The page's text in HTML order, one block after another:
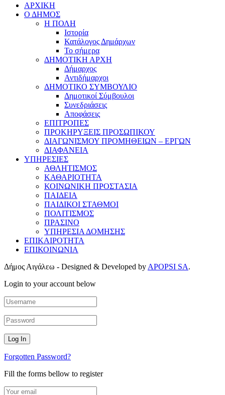
ΑΡΧΙΚΗ
Ο ΔΗΜΟΣ
Η ΠΟΛΗ
Ιστορία
Κατάλογος Δημάρχων
Το σήμερα
ΔΗΜΟΤΙΚΗ ΑΡΧΗ
Δήμαρχος
Αντιδήμαρχοι
ΔΗΜΟΤΙΚΟ ΣΥΜΒΟΥΛΙΟ
Δημοτικοί Σύμβουλοι
Συνεδριάσεις
Αποφάσεις
ΕΠΙΤΡΟΠΕΣ
ΠΡΟΚΗΡΥΞΕΙΣ ΠΡΟΣΩΠΙΚΟΥ
ΔΙΑΓΩΝΙΣΜΟΥ ΠΡΟΜΗΘΕΙΩΝ – ΕΡΓΩΝ
ΔΙΑΦΑΝΕΙΑ
ΥΠΗΡΕΣΙΕΣ
ΑΘΛΗΤΙΣΜΟΣ
ΚΑΘΑΡΙΟΤΗΤΑ
ΚΟΙΝΩΝΙΚΗ ΠΡΟΣΤΑΣΙΑ
ΠΑΙΔΕΙΑ
ΠΑΙΔΙΚΟΙ ΣΤΑΘΜΟΙ
ΠΟΛΙΤΙΣΜΟΣ
ΠΡΑΣΙΝΟ
ΥΠΗΡΕΣΙΑ ΔΟΜΗΣΗΣ
ΕΠΙΚΑΙΡΟΤΗΤΑ
ΕΠΙΚΟΙΝΩΝΙΑ
Δήμος Αιγάλεω - Designed & Developed by APOPSI SA.
Login to your account below
Forgotten Password?
Fill the forms bellow to register